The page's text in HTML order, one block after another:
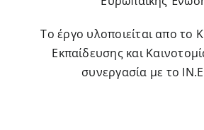
Το έργο υλοποιείται απο
Εκπαίδευσης και
συνεργασία με το